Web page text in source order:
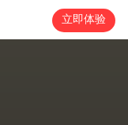
立即体验